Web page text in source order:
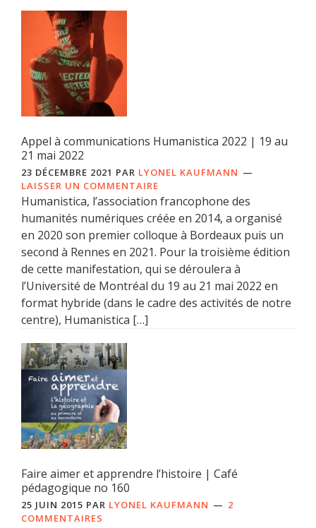
Appel à communications Humanistica 2022 | 19 au
21 mai 2022
23 DÉCEMBRE 2021 PAR LYONEL KAUFMANN
LAISSER UN COMMENTAIRE
Humanistica, l’association francophone des
humanités numériques créée en 2014, a organisé
en 2020 son premier colloque à Bordeaux puis un
second à Rennes en 2021. Pour la troisième édition
de cette manifestation, qui se déroulera à
l’Université de Montréal du 19 au 21 mai 2022 en
format hybride (dans le cadre des activités de notre
centre), Humanistica […]
Faire aimer et apprendre l’histoire | Café
pédagogique no 160
25 JUIN 2015 PAR LYONEL KAUFMANN
2
COMMENTAIRES